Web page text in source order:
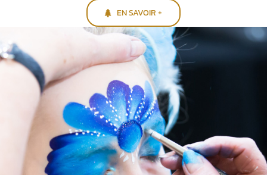
EN SAVOIR +